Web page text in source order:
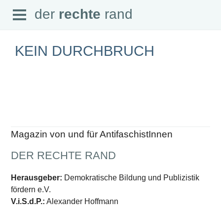
der rechte rand
Magazin
Abonnement
Datenschutz
SCHWERPUNKTE
Open
Menu
der rechte rand
KEIN DURCHBRUCH
Magazin von und für AntifaschistInnen
DER RECHTE RAND
Herausgeber: Demokratische Bildung und Publizistik
fördern e.V.
V.i.S.d.P.: Alexander Hoffmann